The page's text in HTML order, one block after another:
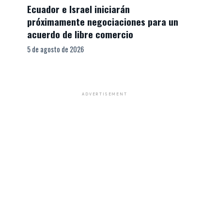
Ecuador e Israel iniciarán
próximamente negociaciones para un
acuerdo de libre comercio
5 de agosto de 2026
ADVERTISEMENT